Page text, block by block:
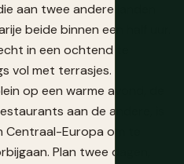
aan twee andere landen
beide binnen een half uur.
in een ochtend te
vol met terrasjes.
op een warme avond, de
aan de andere, is
Europa om te
Plan twee dagen,